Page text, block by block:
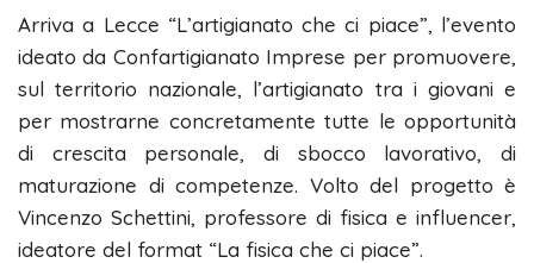
Arriva a Lecce “L’artigianato che ci piace”, l’evento
ideato da Confartigianato Imprese per promuovere,
sul territorio nazionale, l’artigianato tra i giovani e
per mostrarne concretamente tutte le opportunità
di crescita personale, di sbocco lavorativo, di
maturazione di competenze. Volto del progetto è
Vincenzo Schettini, professore di fisica e influencer,
ideatore del format “La fisica che ci piace”.